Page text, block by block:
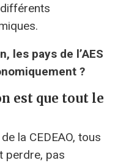
différents
les pays de l’AES
?
est que tout le
la CEDEAO, tous
perdre, pas